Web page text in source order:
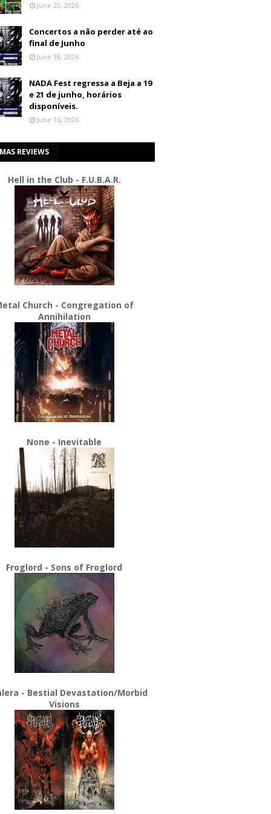
June 22, 2026
Concertos a não perder até ao
final de Junho
June 18, 2026
NADA Fest regressa a Beja a 19
e 21 de junho, horários
disponíveis.
June 16, 2026
REVIEWS
Hell in the Club - F.U.B.A.R.
Church - Congregation of
Annihilation
None - Inevitable
Froglord - Sons of Froglord
- Bestial Devastation/Morbid
Visions